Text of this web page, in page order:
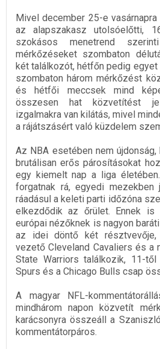
Mivel december 25-e
az alapszakasz utolsóelőtti,
szokásos menetrend
mérkőzéseket szombaton
két találkozót, hétfőn pedig egyet
szombaton három mérkőzést
és hétfői meccsek mind
összesen hat közvetítést
izgalmakra van kilátás, mivel
a rájátszásért való küzdelem
Az NBA esetében nem
brutálisan erős párosításokat
egy kiemelt nap a liga
forgatnak rá, egyedi mezekben
ráadásul a keleti parti időzóna
elkezdődik az őrület. Ennek is
európai nézőknek is nagyon
az idei döntő két
vezető Cleveland Cavaliers és a
State Warriors találkozik, 11-
Spurs és a Chicago Bulls csap
A magyar NFL-
mindhárom napon közvetít
karácsonyra összeáll a
kommentátorpáros.